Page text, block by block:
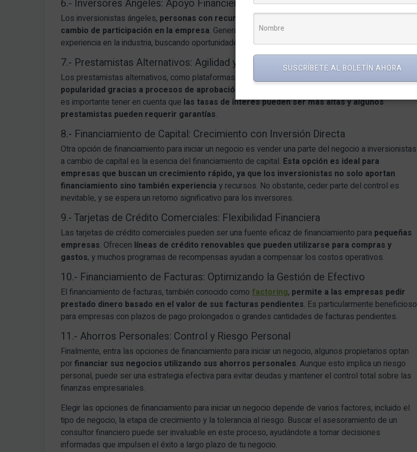
6.- Inversores Ángeles: Apoyo Financiero con Experiencia
Los inversionistas ángeles, personas con recursos significativos, ofrecen financiamiento a
cambio de participación en la empresa. Generalmente, son ex empresarios o ejecutivos con
experiencia en la industria, buscando oportunidades de inversión de alto riesgo y alta recompensa.
7.- Prestamistas Alternativos: Agilidad y Flexibilidad
Los prestamistas alternativos, como plataformas en línea y préstamos entre pares,
popularidad gracias a procesos de aprobación más rápidos y términos flexibles
es importante tener en cuenta que las tasas de interés pueden ser más altas y algunos
prestamistas pueden requerir garantías.
8.- Financiamiento de Capital: Crecimiento con Inversión Directa
Otra opción de financiamiento para iniciar un negocio es vender una parte del negocio a inversionistas
a cambio de capital es la esencia del financiamiento de capital. Esta opción es ideal para
empresas que buscan un crecimiento rápido, ya que los inversionistas no solo aportan
financiamiento sino también experiencia y recursos. No obstante, ceder parte del control es
inevitable, y se espera un retorno significativo para los inversores.
9.- Tarjetas de Crédito Comerciales: Flexibilidad Financiera
Las tarjetas de crédito comerciales pueden ser una fuente eficaz de financiamiento para pequeñas
empresas. Ofrecen líneas de crédito renovables que pueden utilizarse para compras y
gastos, y muchos programas de recompensas ayudan a compensar los costos operativos.
10.- Financiamiento de Facturas: Optimizando la Gestión de Efectivo
El financiamiento de facturas, también conocido comofactoring, permite a las empresas pedir
prestado dinero basado en el valor de sus facturas pendientes. Es particularmente beneficioso
para empresas con plazos de pago prolongados o grandes cantidades de facturas pendientes.
11.- Ahorros Personales: Control y Riesgo Personal
Finalmente, entra las opciones de financiamiento para iniciar un negocio, algunos propietarios optan
porfinanciar sus negocios utilizando sus ahorros personales. Aunque esto implica un riesgo
personal, puede ser una estrategia efectiva para evitar deudas y mantener el control total sobre las
finanzas empresariales.
Elegir las opciones de financiamiento para iniciar un negocio depende de varios factores, incluido el
tipo de negocio, la etapa de crecimiento y la tolerancia al riesgo. Buscar el asesoramiento de un
consultor financiero puede ser invaluable en este proceso, ayudándote a tomar decisiones
informadas que impulsen el éxito a largo plazo de tu negocio.
SUSCRÍBETE AL BOLETÍN AHORA